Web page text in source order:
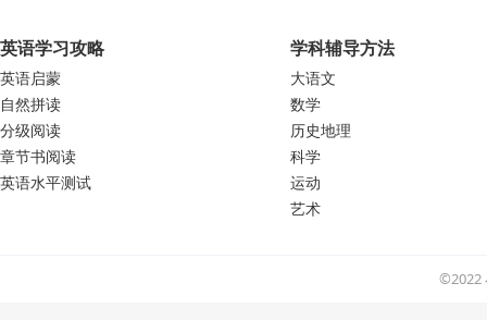
英语学习攻略
英语启蒙
自然拼读
分级阅读
章节书阅读
英语水平测试
学科辅导方法
大语文
数学
历史地理
科学
运动
艺术
©2022